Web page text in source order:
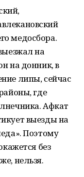
медосбора.
на
на донник, в
липы, сейчас
где
Афкат
выезды на
Поэтому
без
нельзя.